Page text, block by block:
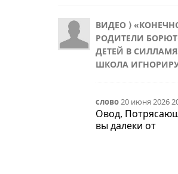
ВИДЕО ⟩
РОДИТЕЛИ
ДЕТЕЙ В
ШКОЛА
слово20 июня 2026
Овод,
вы далеки от